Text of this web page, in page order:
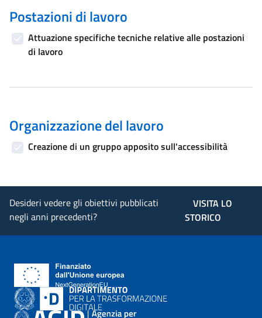
Postazioni di lavoro
Attuazione specifiche tecniche relative alle postazioni
di lavoro
Organizzazione del lavoro
Creazione di un gruppo apposito sull'accessibilità
Desideri vedere gli obiettivi pubblicati
negli anni precedenti?
VISITA LO
STORICO